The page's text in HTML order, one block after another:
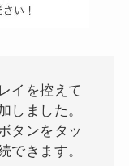
イを控えて
しました。
タンをタッ
できます。